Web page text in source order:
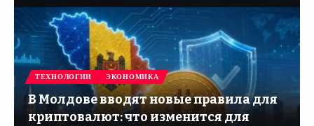
ТЕХНОЛОГИИ ЭКОНОМИКА
В Молдове вводят новые правила для
криптовалют: что изменится для